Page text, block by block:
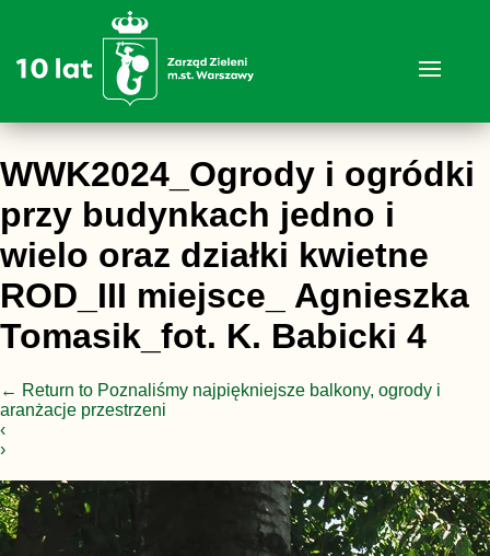
WWK2024_Ogrody i ogródki
przy budynkach jedno i
wielo oraz działki kwietne
ROD_III miejsce_ Agnieszka
Tomasik_fot. K. Babicki 4
← Return to Poznaliśmy najpiękniejsze balkony, ogrody i
aranżacje przestrzeni
‹
›